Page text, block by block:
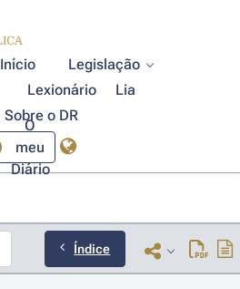
Início
Legislação
Lexionário
Lia
Sobre o DR
O
meu
Diário
Índice